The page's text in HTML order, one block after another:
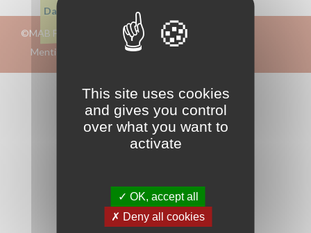
Dans cette page
©MAB FRANCE 2019-2026
intranet
Mentions-légales/crédits/RGPD
This site uses cookies
and gives you control
over what you want to
activate
✓ OK, accept all
✗ Deny all cookies